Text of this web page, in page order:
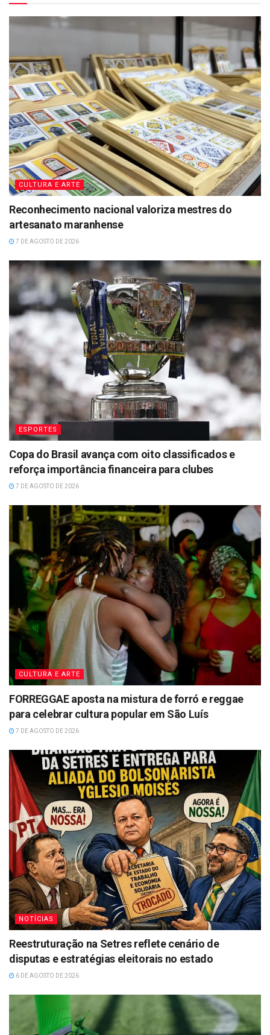
CULTURA E ARTE
Reconhecimento nacional valoriza mestres do
artesanato maranhense
7 DE AGOSTO DE 2026
ESPORTES
Copa do Brasil avança com oito classificados e
reforça importância financeira para clubes
7 DE AGOSTO DE 2026
CULTURA E ARTE
FORREGGAE aposta na mistura de forró e reggae
para celebrar cultura popular em São Luís
7 DE AGOSTO DE 2026
NOTÍCIAS
Reestruturação na Setres reflete cenário de
disputas e estratégias eleitorais no estado
6 DE AGOSTO DE 2026